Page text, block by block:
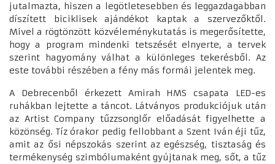
jutalmazta, hiszen a legötletesebben és leggazdagabban
díszített biciklisek ajándékot kaptak a szervezőktől.
Mivel a rögtönzött közvéleménykutatás is megerősítette,
hogy a program mindenki tetszését elnyerte, a tervek
szerint hagyomány válhat a különleges tekerésből. Az
este további részében a fény más formái jelentek meg.
A Debrecenből érkezett Amirah HMS csapata LED-es
ruhákban lejtette a táncot. Látványos produkciójuk után
az Artist Company tűzzsonglőr előadását figyelhette a
közönség. Tíz órakor pedig fellobbant a Szent Iván éji tűz,
amit az ősi népszokás szerint az egészség, tisztaság és
termékenység szimbólumaként gyújtanak meg, sőt, a tűz